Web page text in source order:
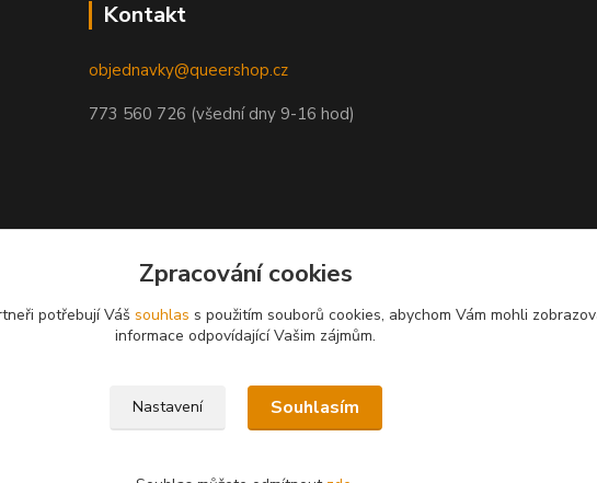
Kontakt
objednavky@queershop.cz
773 560 726 (všední dny 9-16 hod)
Zpracování cookies
potřebují Váš souhlas s použitím souborů cookies, abychom Vám mohli
informace odpovídající Vašim zájmům.
Nastavení Souhlasím